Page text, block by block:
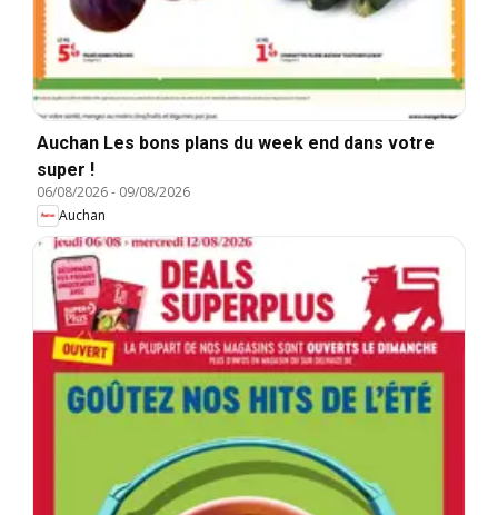
Auchan Les bons plans du week end dans votre
super !
06/08/2026- 09/08/2026
Auchan